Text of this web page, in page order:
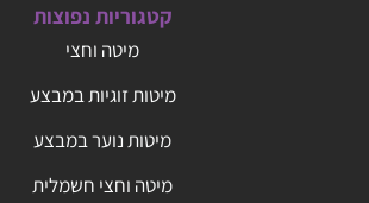
קטגוריות נפוצות
מיטה וחצי
מיטות זוגיות במבצע
מיטות נוער במבצע
מיטה וחצי חשמלית